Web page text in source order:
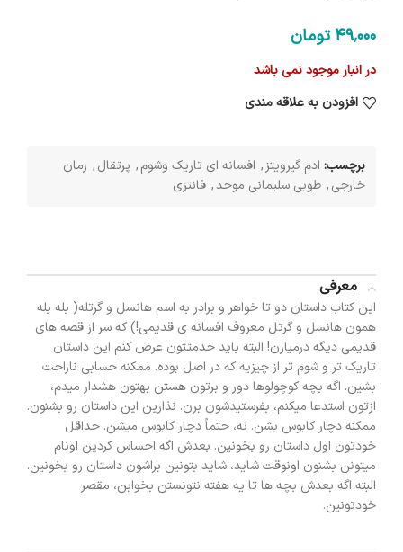
49٬000 تومان
در انبار موجود نمی باشد
افزودن به علاقه مندی
برچسب: ادم گیرویتز, افسانه ای تاریک وشوم, پرتقال, رمان
خارجی, طوبی سلیمانی موحد, فانتزی
معرفی
این کتاب داستان دو تا خواهر و برادر به اسم هانسل و گرتله( بله بله
همون هانسل و گرتل معروف افسانه ی قدیمی!) که سر از قصه های
قدیمی دیگه درمیارن! البته باید خدمتتون عرض کنم این داستان
تاریک تر و شوم تر از چیزیه که در اصل بوده. ممکنه حسابی ناراحت
بشین. اگه بچه کوچولوها دور و برتون هستن بهتون هشدار میدم،
ازتون استدعا میکنم، بفرستیدشون برن. نذارین این داستان رو بشنون.
ممکنه دچار کابوس بشن. نه، حتماً دچار کابوس میشن. حداقل
خودتون اول داستان رو بخونین. بعدش اگه احساس کردین اونام
میتونن بشنون اونوقت شاید، شاید بتونین براشون داستان رو بخونین.
البته اگه بعدش بچه ها تا یه هفته نتونستن بخوابن، مقصر
خودتونین.